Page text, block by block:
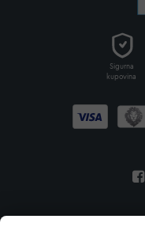
Sigurna
kupovina